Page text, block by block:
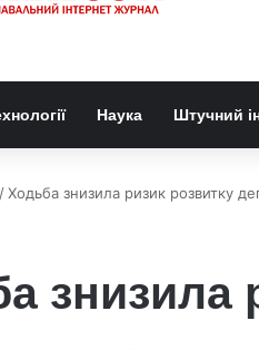
Наука Штучний
/Ходьба знизила ризик розвитку
знизила